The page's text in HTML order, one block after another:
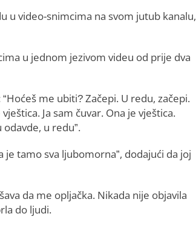
u video-snimcima na svom jutub kanalu,
u jednom jezivom videu od prije dva
me ubiti? Začepi. U redu, začepi.
Ja sam čuvar. Ona je vještica.
u redu”.
je tamo sva ljubomorna”, dodajući da joj
da me opljačka. Nikada nije objavila
do ljudi.